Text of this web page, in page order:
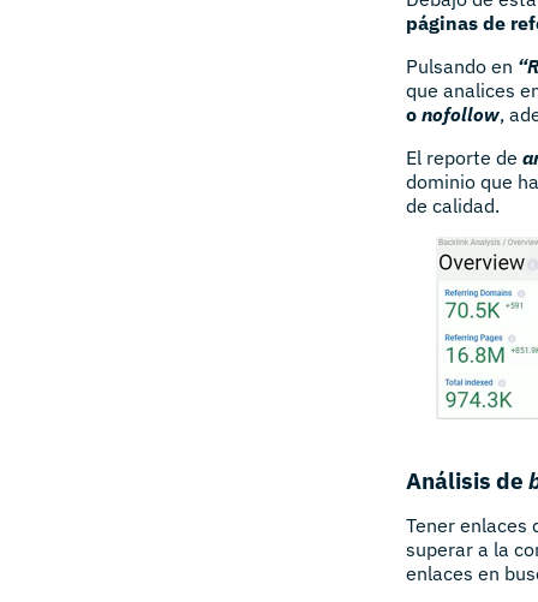
páginas de
Pulsando en
que analices
o nofollow,
El reporte de
dominio que
de calidad.
Análisis de
Tener enlaces
superar a la
enlaces en